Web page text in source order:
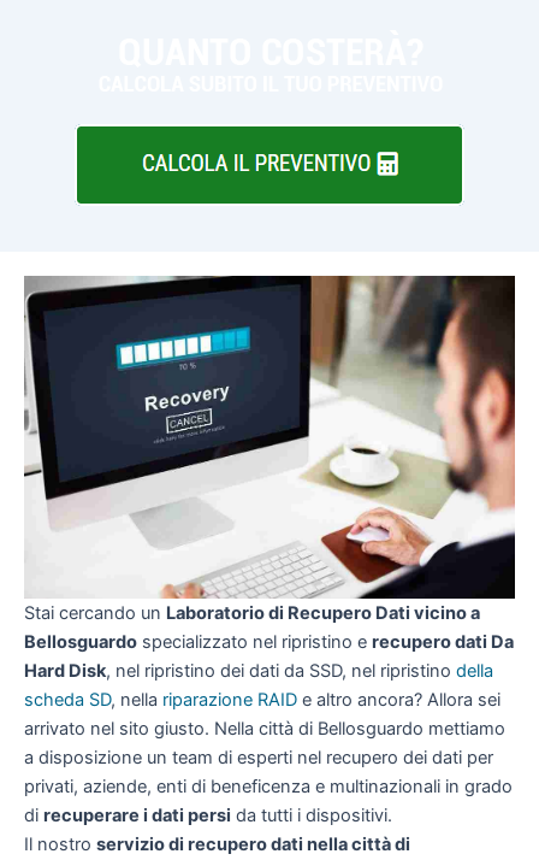
Stai cercando un Laboratorio di Recupero Dati vicino a
Bellosguardo specializzato nel ripristino e recupero dati Da
Hard Disk, nel ripristino dei dati da SSD, nel ripristino della
scheda SD, nella riparazione RAID e altro ancora? Allora sei
arrivato nel sito giusto. Nella città di Bellosguardo mettiamo
a disposizione un team di esperti nel recupero dei dati per
privati, aziende, enti di beneficenza e multinazionali in grado
di recuperare i dati persi da tutti i dispositivi.
Il nostro servizio di recupero dati nella città di